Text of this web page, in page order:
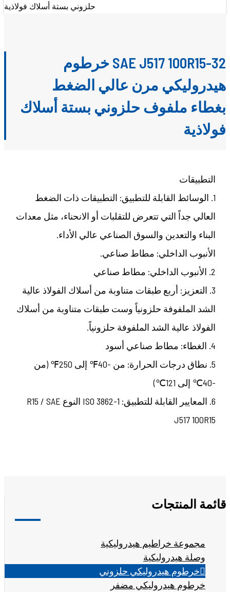
حلزوني بستة أسلاك فولاذية
SAE J517 100R15-32 خرطوم
هيدروليكي مرن عالي الضغط
بغطاء ملفوف حلزوني بستة أسلاك
فولاذية
التطبيقات
1. الوسائط القابلة للتطبيق: التطبيقات ذات الضغط
العالي جداً التي تتعرض للتقلبات أو الانحناء، مثل معدات
البناء والتعدين والسوق الصناعي عالي الأداء.
الأنبوب الداخلي: مطاط صناعي.
2. الأنبوب الداخلي: مطاط صناعي
3. التعزيز: أربع طبقات متناوبة من أسلاك الفولاذ عالية
الشد الملفوفة حلزونياً وست طبقات متناوبة من أسلاك
الفولاذ عالية الشد الملفوفة حلزونياً.
4. الغطاء: مطاط صناعي أسود
5. نطاق درجات الحرارة: من -40℉ إلى 250℉ (من
-40℃ إلى 121℃)
6. المعايير القابلة للتطبيق: ISO 3862-1 النوع R15 / SAE
J517 100R15
قائمة المنتجات
مجموعة خراطيم هيدروليكية
وصلة هيدروليكية
خرطوم هيدروليكي حلزوني
خرطوم هيدروليكي مضفر